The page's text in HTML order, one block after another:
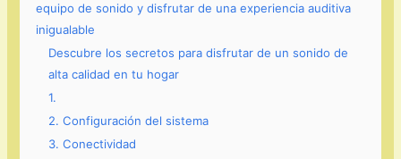
equipo de sonido y disfrutar de una experiencia auditiva
inigualable
Descubre los secretos para disfrutar de un sonido de
alta calidad en tu hogar
1.
2. Configuración del sistema
3. Conectividad